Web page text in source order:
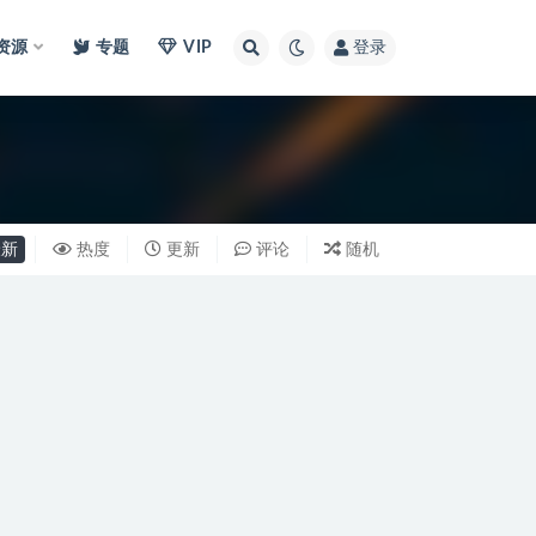
源 专题 VIP 登录
热度 更新 评论 随机